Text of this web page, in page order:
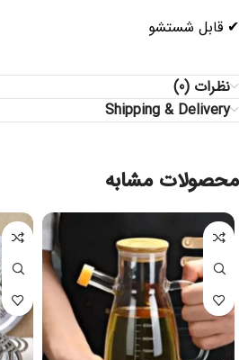
✔ قابل شستشو
نظرات (0)
Shipping & Delivery
محصولات مشابه